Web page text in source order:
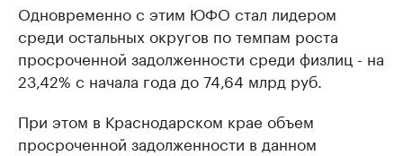
Одновременно с этим ЮФО стал лидером
среди остальных округов по темпам роста
просроченной задолженности среди физлиц - на
23,42% с начала года до 74,64 млрд руб.
При этом в Краснодарском крае объем
просроченной задолженности в данном